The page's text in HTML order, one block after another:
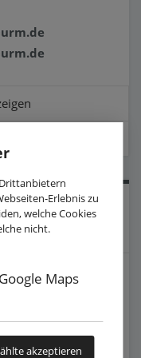
Erlebnis zu
welche Cookies
nicht.
Google Maps
akzeptieren